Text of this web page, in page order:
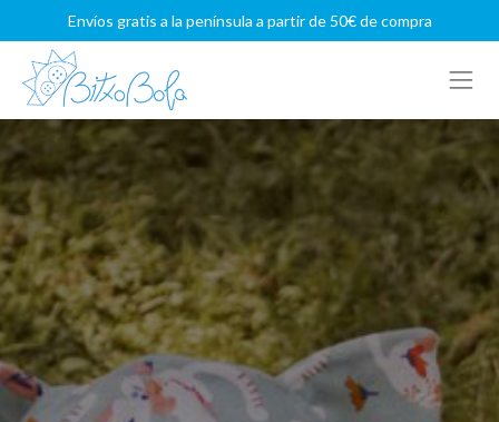
Envíos gratis a la península a partir de 50€ de compra